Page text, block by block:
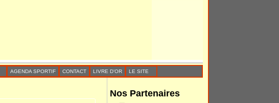
AGENDA SPORTIF CONTACT LIVRE D’OR LE SITE
Nos Partenaires